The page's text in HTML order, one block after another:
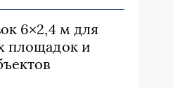
6×2,4 м для
площадок и